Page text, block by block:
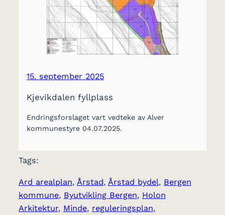
15. september 2025
Kjevikdalen fyllplass
Endringsforslaget vart vedteke av Alver
kommunestyre 04.07.2025.
Tags:
Ard arealplan, Årstad, Årstad bydel, Bergen
kommune, Byutvikling Bergen, Holon
Arkitektur, Minde, reguleringsplan